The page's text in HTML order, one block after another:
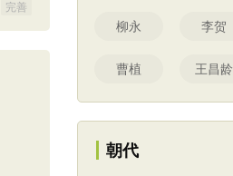
完善
柳永 李贺
曹植 王昌龄
朝代